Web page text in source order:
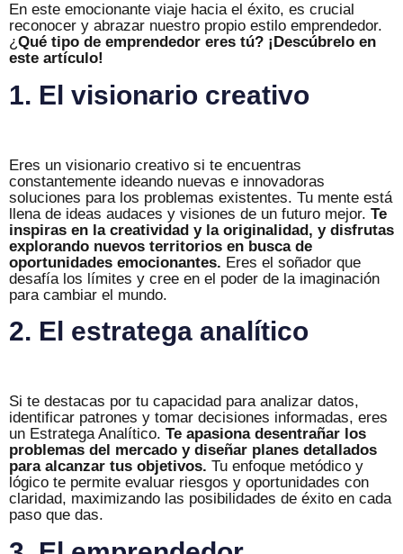
En este emocionante viaje hacia el éxito, es crucial
reconocer y abrazar nuestro propio estilo emprendedor.
¿Qué tipo de emprendedor eres tú? ¡Descúbrelo en
este artículo!
1. El visionario creativo
Eres un visionario creativo si te encuentras
constantemente ideando nuevas e innovadoras
soluciones para los problemas existentes. Tu mente está
llena de ideas audaces y visiones de un futuro mejor. Te
inspiras en la creatividad y la originalidad, y disfrutas
explorando nuevos territorios en busca de
oportunidades emocionantes. Eres el soñador que
desafía los límites y cree en el poder de la imaginación
para cambiar el mundo.
2. El estratega analítico
Si te destacas por tu capacidad para analizar datos,
identificar patrones y tomar decisiones informadas, eres
un Estratega Analítico. Te apasiona desentrañar los
problemas del mercado y diseñar planes detallados
para alcanzar tus objetivos. Tu enfoque metódico y
lógico te permite evaluar riesgos y oportunidades con
claridad, maximizando las posibilidades de éxito en cada
paso que das.